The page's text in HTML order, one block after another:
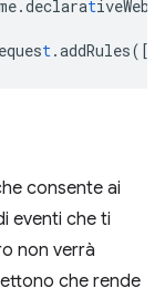
t
t .addRules( [
consente ai
eventi che ti
non verrà
che rende